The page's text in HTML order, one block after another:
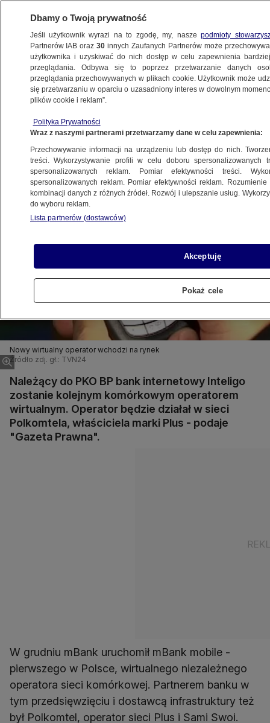
BIZNES
NAJNOWSZE
16.04.2007, 11:44
Udostępnij
Nowy wirtualny operator wchodzi na rynek
Źródło zdj. gł.: TVN24
Należący do PKO BP bank internetowy Inteligo
zostanie kolejnym komórkowym operatorem
wirtualnym. Operator będzie działał w sieci
Polkomtela, właściciela marki Plus - podaje
"Gazeta Prawna".
W grudniu mBank uruchomił mBank mobile -
pierwszego w Polsce, wirtualnego niezależnego
operatora sieci komórkowej. Partnerem banku w
tym przedsięwzięciu i dostawcą infrastruktury też
był Polkomtel, operator sieci Plus i Sami Swoi.
Dbamy o Twoją prywatność
Jeśli użytkownik wyrazi na to zgodę, my, naszepodmioty
Partnerów IAB oraz30 innych Zaufanych Partnerów może
użytkownika i uzyskiwać do nich dostęp w celu zapewnienia
przeglądania. Odbywa się to poprzez przetwarzanie danych
przeglądania przechowywanych w plikach cookie. Użytkownik może
się przetwarzaniu w oparciu o uzasadniony interes w dowolnym
plików cookie i reklam”.
Polityka Prywatności
Wraz z naszymi partnerami przetwarzamy dane w celu zapewnienia:
Przechowywanie informacji na urządzeniu lub dostęp do nich.
treści. Wykorzystywanie profili w celu doboru spersonalizowanych
spersonalizowanych reklam. Pomiar efektywności treści.
spersonalizowanych reklam. Pomiar efektywności reklam.
kombinacji danych z różnych źródeł. Rozwój i ulepszanie usług.
do wyboru reklam.
Lista partnerów (dostawców)
Akceptuję
Pokaż cele